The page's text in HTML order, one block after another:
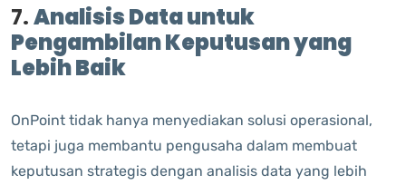
7.Analisis Data untuk
Pengambilan Keputusan yang
Lebih Baik
OnPoint tidak hanya menyediakan solusi operasional,
tetapi juga membantu pengusaha dalam membuat
keputusan strategis dengan analisis data yang lebih